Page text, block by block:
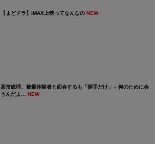
【まどドラ】IMAX上映ってなんなの NEW
高市総理、被爆体験者と面会するも「握手だけ」←何のために会
うんだよ…
NEW